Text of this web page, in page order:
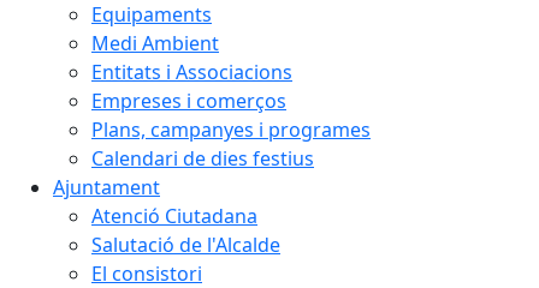
Equipaments
Medi Ambient
Entitats i Associacions
Empreses i comerços
Plans, campanyes i programes
Calendari de dies festius
Ajuntament
Atenció Ciutadana
Salutació de l'Alcalde
El consistori